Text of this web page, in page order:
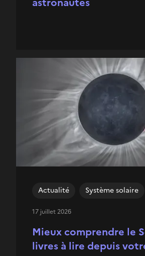
Mieux comprendre le
livres à lire depuis
Actualité Système solaire
17 juillet 2026